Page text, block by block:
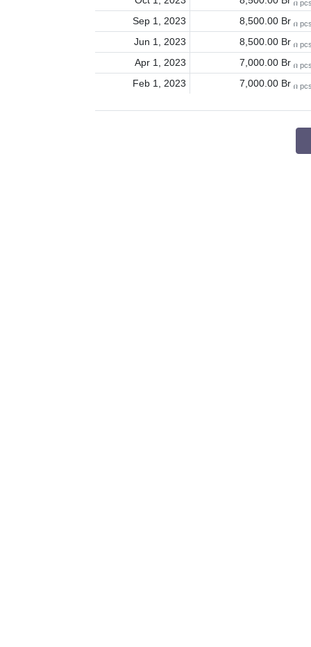
በ pcs
Sep 1, 2023 8,500.00 Brበ pcs
Jun 1, 2023 8,500.00 Brበ pcs
Apr 1, 2023 7,000.00 Brበ pcs
Feb 1, 2023 7,000.00 Brበ pcs